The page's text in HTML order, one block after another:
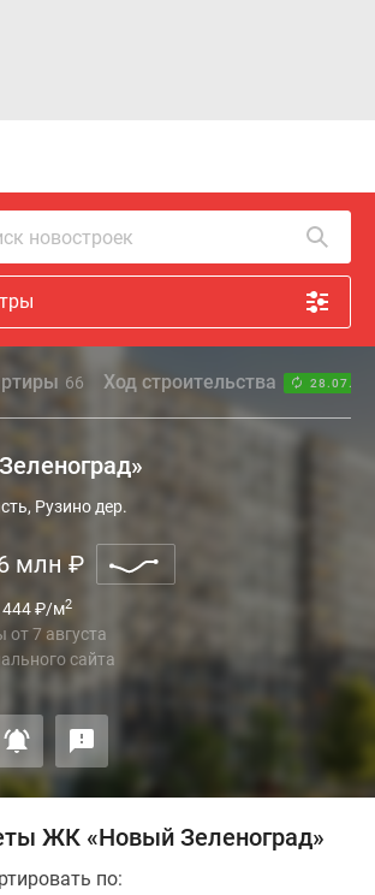
новостроек
66 Ход строительства 28.07.26
Рузино дер.
млн ₽
444₽/м2
от7 августа
сайта
ЖК «Новый Зеленоград»
по: